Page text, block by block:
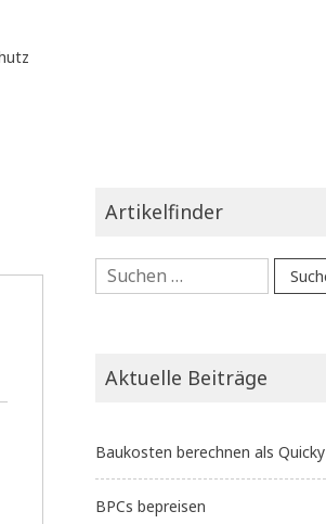
Artikelfinder
Suchen
nach:
Aktuelle Beiträge
Baukosten berechnen als Quicky
BPCs bepreisen